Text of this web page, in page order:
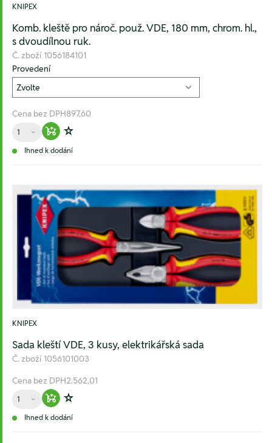
KNIPEX
Komb. kleště pro nároč. použ. VDE, 180 mm, chrom. hl.,
s dvoudílnou ruk.
Č. zboží 1056184101
Provedení
Cena bez DPH897,60
Množství
Warenkorb hinzufügen
Zur Wunschliste hinzufügen
Ihned k dodání
KNIPEX
Sada kleští VDE, 3 kusy, elektrikářská sada
Č. zboží 1056101003
Cena bez DPH2.562,01
Množství
Warenkorb hinzufügen
Zur Wunschliste hinzufügen
Ihned k dodání